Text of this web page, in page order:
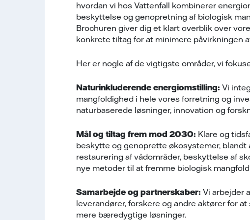
hvordan vi hos Vattenfall kombinerer
beskyttelse og genopretning af biologisk
Brochuren giver dig et klart overblik over
konkrete tiltag for at minimere påvirkningen
Her er nogle af de vigtigste områder, vi
Naturinkluderende energiomstilling: Vi
mangfoldighed i hele vores forretning og
naturbaserede løsninger, innovation og
Mål og tiltag frem mod 2030: Klare og
beskytte og genoprette økosystemer, blandt
restaurering af vådområder, beskyttelse af
nye metoder til at fremme biologisk
Samarbejde og partnerskaber: Vi arbejder
leverandører, forskere og andre aktører for
mere bæredygtige løsninger.